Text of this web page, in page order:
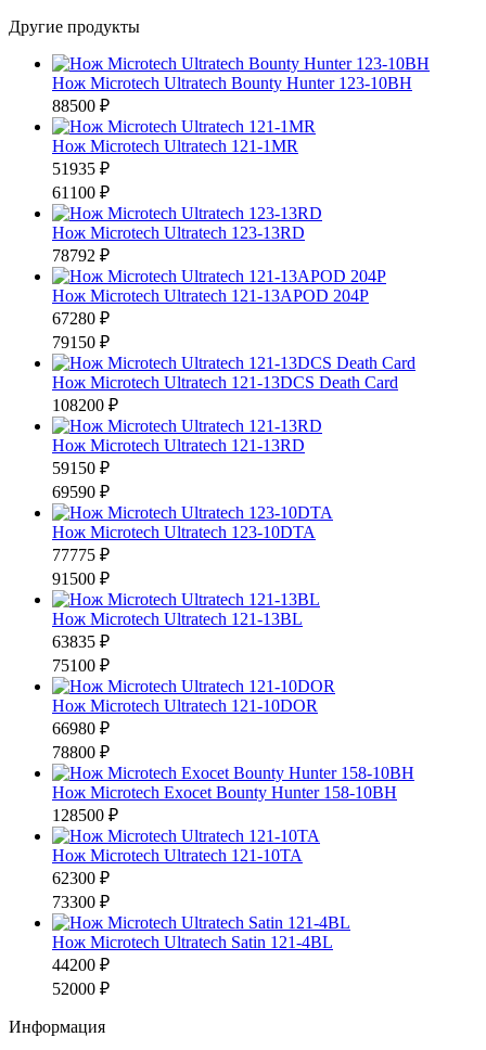
Другие продукты
Нож Microtech Ultratech Bounty Hunter 123-10BH
88500 ₽
Нож Microtech Ultratech 121-1MR
51935 ₽
61100 ₽
Нож Microtech Ultratech 123-13RD
78792 ₽
Нож Microtech Ultratech 121-13APOD 204P
67280 ₽
79150 ₽
Нож Microtech Ultratech 121-13DCS Death Card
108200 ₽
Нож Microtech Ultratech 121-13RD
59150 ₽
69590 ₽
Нож Microtech Ultratech 123-10DTA
77775 ₽
91500 ₽
Нож Microtech Ultratech 121-13BL
63835 ₽
75100 ₽
Нож Microtech Ultratech 121-10DOR
66980 ₽
78800 ₽
Нож Microtech Exocet Bounty Hunter 158-10BH
128500 ₽
Нож Microtech Ultratech 121-10TA
62300 ₽
73300 ₽
Нож Microtech Ultratech Satin 121-4BL
44200 ₽
52000 ₽
Информация